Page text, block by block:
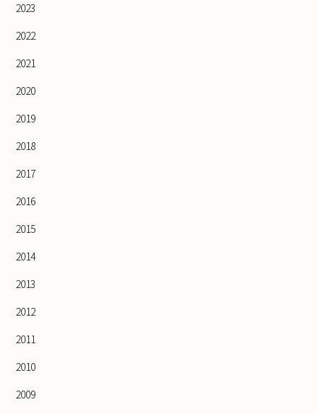
2023
2022
2021
2020
2019
2018
2017
2016
2015
2014
2013
2012
2011
2010
2009